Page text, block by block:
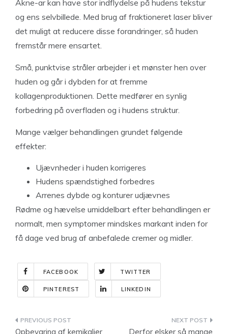
Akne-ar kan have stor indflydelse på hudens tekstur
og ens selvbillede. Med brug af fraktioneret laser bliver
det muligt at reducere disse forandringer, så huden
fremstår mere ensartet.
Små, punktvise stråler arbejder i et mønster hen over
huden og går i dybden for at fremme
kollagenproduktionen. Dette medfører en synlig
forbedring på overfladen og i hudens struktur.
Mange vælger behandlingen grundet følgende
effekter:
Ujævnheder i huden korrigeres
Hudens spændstighed forbedres
Arrenes dybde og konturer udjævnes
Rødme og hævelse umiddelbart efter behandlingen er
normalt, men symptomer mindskes markant inden for
få dage ved brug af anbefalede cremer og midler.
FACEBOOK TWITTER
PINTEREST LINKEDIN
Indlægsnavigation
Opbevaring af kemikalier
Derfor elsker så mange